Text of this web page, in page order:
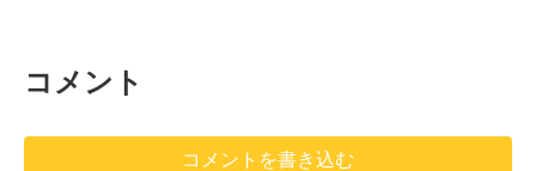
コメント
コメントを書き込む